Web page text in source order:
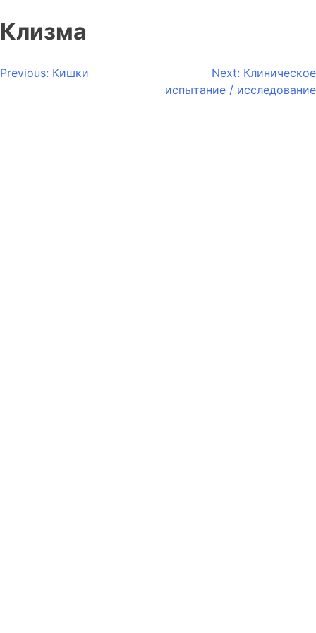
Клизма
Previous: Кишки Next: Клиническое
испытание / исследование